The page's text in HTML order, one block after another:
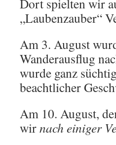
Dort spielten wir
„Laubenzauber“
Am 3. August
Wanderausflug
wurde ganz
beachtlicher
Am 10. August,
wirnach einiger